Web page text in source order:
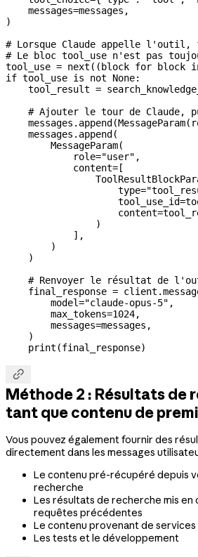
    messages
=messages,
)
# Lorsque Claude appelle l'outil,
# Le bloc tool_use n'est pas
tool_use = next ((block for block
if tool_use is not None:
    tool_result
=
# Ajouter le tour de Claude,
    messages.append(MessageParam(
    messages.append(
        MessageParam(
            role
="user" ,
            content
=[
                    type
=
                    tool_use_id
=
                    content
=
                )
            ],
        )
    )
# Renvoyer le résultat de
    final_response
=
        model
="claude-opus-5" ,
        max_tokens
=1024,
        messages
=messages,
    )
    print
(final_response)

Méthode 2 : Résultats de
tant que contenu de
Vous pouvez également fournir des
directement dans les messages
Le contenu pré-récupéré depuis
recherche
Les résultats de recherche mis en
requêtes précédentes
Le contenu provenant de
Les tests et le développement